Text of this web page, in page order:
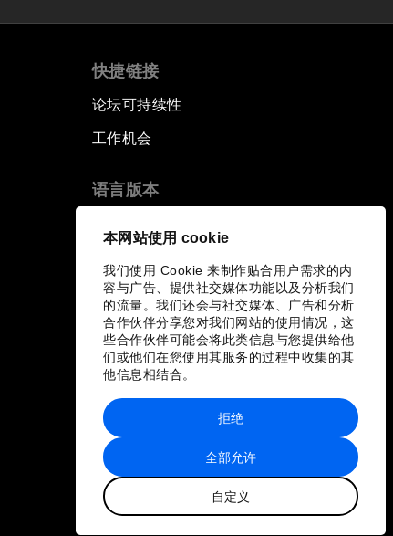
本网站使用 cookie
我们使用 Cookie 来制作贴合用户需求的内
容与广告、提供社交媒体功能以及分析我们
的流量。我们还会与社交媒体、广告和分析
合作伙伴分享您对我们网站的使用情况，这
些合作伙伴可能会将此类信息与您提供给他
们或他们在您使用其服务的过程中收集的其
他信息相结合。
全部允许
自定义
拒绝
快捷链接
论坛可持续性
工作机会
语言版本